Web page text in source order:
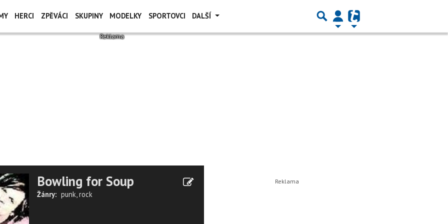
HERCI ZPĚVÁCI SKUPINY MODELKY SPORTOVCI DALŠÍ
Bowling for Soup
Žánry: punk,rock